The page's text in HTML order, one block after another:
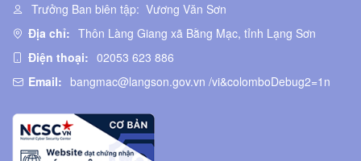
Trưởng Ban biên tập: Vương Văn Sơn
Địa chỉ: Thôn Làng Giang xã Bằng Mạc, tỉnh Lạng Sơn
Điện thoại: 02053 623 886
Email: bangmac@langson.gov.vn /vi&colomboDebug2=1n